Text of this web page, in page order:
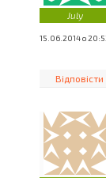
July
15.06.2014 о
Відповісти